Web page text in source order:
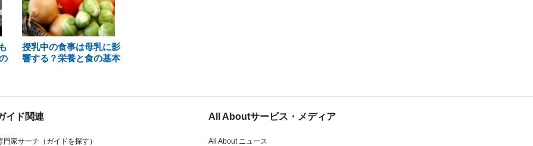
授乳中の食事は母乳に影
響する？栄養と食の基本
イド関連
門家サーチ（ガイドを探す）
All Aboutサービス・メディア
All About ニュース